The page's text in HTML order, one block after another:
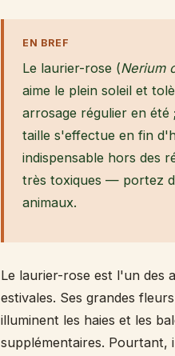
EN BREF
Le laurier-rose (Nerium
aime le plein soleil et
arrosage régulier en été
taille s'effectue en fin
indispensable hors des
très toxiques — portez
animaux.
Le laurier-rose est l'un des
estivales. Ses grandes
illuminent les haies et les
supplémentaires.